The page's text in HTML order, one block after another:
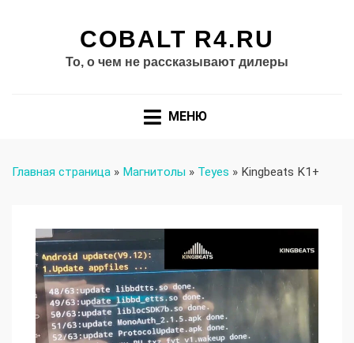
COBALT R4.RU
То, о чем не рассказывают дилеры
МЕНЮ
Главная страница » Магнитолы » Teyes » Kingbeats K1+